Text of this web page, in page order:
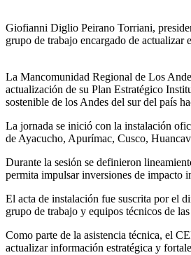
Giofianni Diglio Peirano Torriani,
grupo de trabajo encargado de
La Mancomunidad Regional de Los
actualización de su Plan Estratégico
sostenible de los Andes del sur del país
La jornada se inició con la instalación
de Ayacucho, Apurímac, Cusco,
Durante la sesión se definieron
permita impulsar inversiones de impacto
El acta de instalación fue suscrita por el
grupo de trabajo y equipos técnicos de
Como parte de la asistencia técnica, el
actualizar información estratégica y